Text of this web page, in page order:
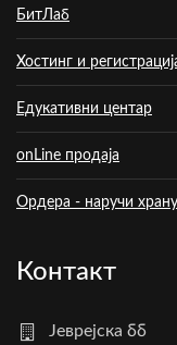
БитЛаб
Хостинг и
Едукативни центар
onLine продаја
Ордера - наручи храну
Контакт
Јеврејска бб